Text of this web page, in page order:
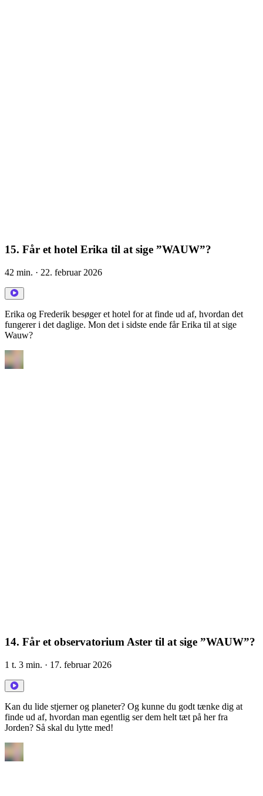
15. Får et hotel Erika til at sige ”WAUW”?
42 min. · 22. februar 2026
Erika og Frederik besøger et hotel for at finde ud af, hvordan det
fungerer i det daglige. Mon det i sidste ende får Erika til at sige
Wauw?
14. Får et observatorium Aster til at sige ”WAUW”?
1 t. 3 min. · 17. februar 2026
Kan du lide stjerner og planeter? Og kunne du godt tænke dig at
finde ud af, hvordan man egentlig ser dem helt tæt på her fra
Jorden? Så skal du lytte med!